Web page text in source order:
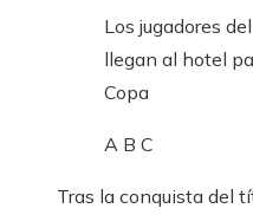
Los jugadores
llegan al hotel
Copa
A B C
Tras la conquista del